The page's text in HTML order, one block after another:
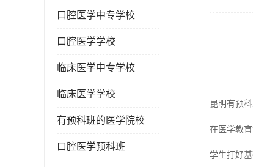
口腔医学中专学校
口腔医学学校
临床医学中专学校
临床医学学校
有预科班的医学院校
口腔医学预科班
昆明有预
在医学教
学生打好